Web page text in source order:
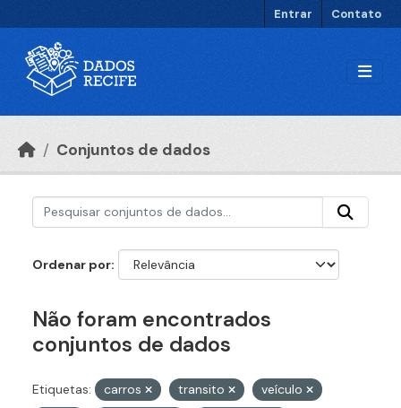
Entrar Contato
Conjuntos de dados
Ordenar por
Não foram encontrados
conjuntos de dados
Etiquetas: carros transito
veículo